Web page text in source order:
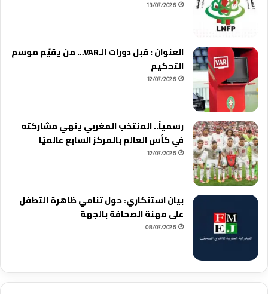
13/07/2026
العنوان : قبل دورات الـVAR… من يقيّم موسم
التحكيم
12/07/2026
رسمياً.. المنتخب المغربي ينهي مشاركته
في كأس العالم بالمركز السابع عالميًا
12/07/2026
بيان استنكاري: حول تنامي ظاهرة التطفل
على مهنة الصحافة بالجهة
08/07/2026